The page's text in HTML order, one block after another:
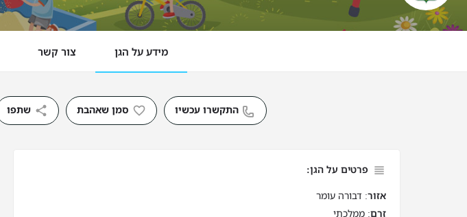
מידע על הגן צור קשר
התקשרו עכשיו סמן שאהבת שתפו
פרטים על הגן:
אזור: דבורה עומר
זרם: ממלכתי